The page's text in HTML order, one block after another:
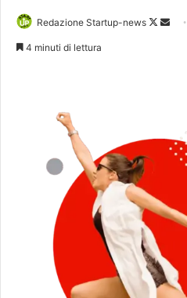
Redazione Startup-news
Follow
Invia
4 minuti di lettura